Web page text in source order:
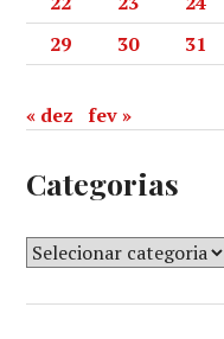
29
30 31
« dez fev »
Categorias